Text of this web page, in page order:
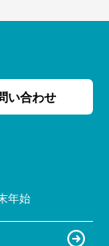
い合わせ
年始